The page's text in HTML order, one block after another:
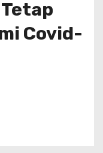
Covid-